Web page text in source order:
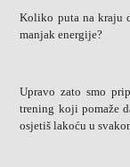
Koliko puta na kraju
manjak energije?
Upravo zato smo
trening koji pomaže
osjetiš lakoću u